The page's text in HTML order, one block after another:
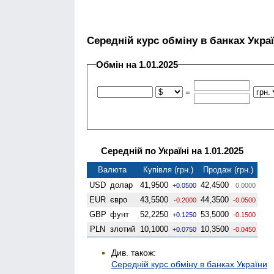
Середній курс обміну в банках
Обмін на 1.01.2025
=
Середній по Україні на 1.01.2025
Валюта Купівля (грн.)
Продаж (грн.)
USD долар 41,9500 +0.0500 42,4500 0.0000
EUR євро 43,5500 -0.2000 44,3500 -0.0500
GBP фунт 52,2250 +0.1250 53,5000 -0.1500
PLN злотий 10,1000 +0.0750 10,3500 -0.0450
Див. також:
Середній курс обміну в банках України